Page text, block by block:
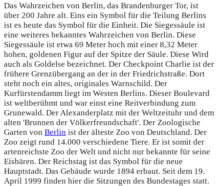
Das Wahrzeichen von Berlin, das Brandenburger Tor, ist
über 200 Jahre alt. Eins ein Symbol für die Teilung Berlins
ist es heute das Symbol für die Einheit. Die Siegessäule ist
eine weiteres bekanntes Wahrzeichen von Berlin. Diese
Siegessäule ist etwa 69 Meter hoch mit einer 8,32 Meter
hohen, goldenen Figur auf der Spitze der Säule. Diese Wird
auch als Goldelse bezeichnet. Der Checkpoint Charlie ist der
frühere Grenzübergang an der in der Friedrichstraße. Dort
steht noch ein altes, originales Warnschild. Der
Kurfürstendamm liegt im Westen Berlins. Dieser Boulevard
ist weltberühmt und war einst eine Reitverbindung zum
Grunewald. Der Alexanderplatz mit der Weltzeituhr und dem
alten 'Brunnen der Völkerfreundschaft'. Der Zoologische
Garten von Berlin ist der älteste Zoo von Deutschland. Der
Zoo zeigt rund 14.000 verschiedene Tiere. Er ist somit der
artenreichste Zoo der Welt und nicht nur bekannte für seine
Eisbären. Der Reichstag ist das Symbol für die neue
Hauptstadt. Das Gebäude wurde 1894 erbaut. Seit dem 19.
April 1999 finden hier die Sitzungen des Bundestages statt.